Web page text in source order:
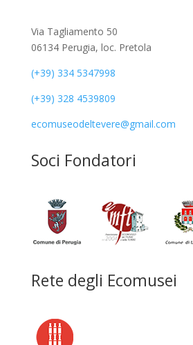
Via Tagliamento 50
06134 Perugia, loc. Pretola
(+39) 334 5347998
(+39) 328 4539809
ecomuseodeltevere@gmail.com
Soci Fondatori
Rete degli Ecomusei